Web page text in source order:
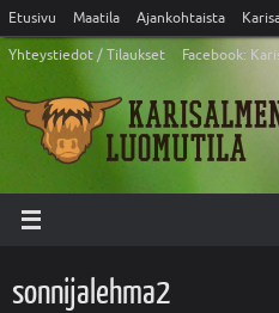
Etusivu Maatila Ajankohtaista
Yhteystiedot / Tilaukset
Facebook:
sonnijalehma2